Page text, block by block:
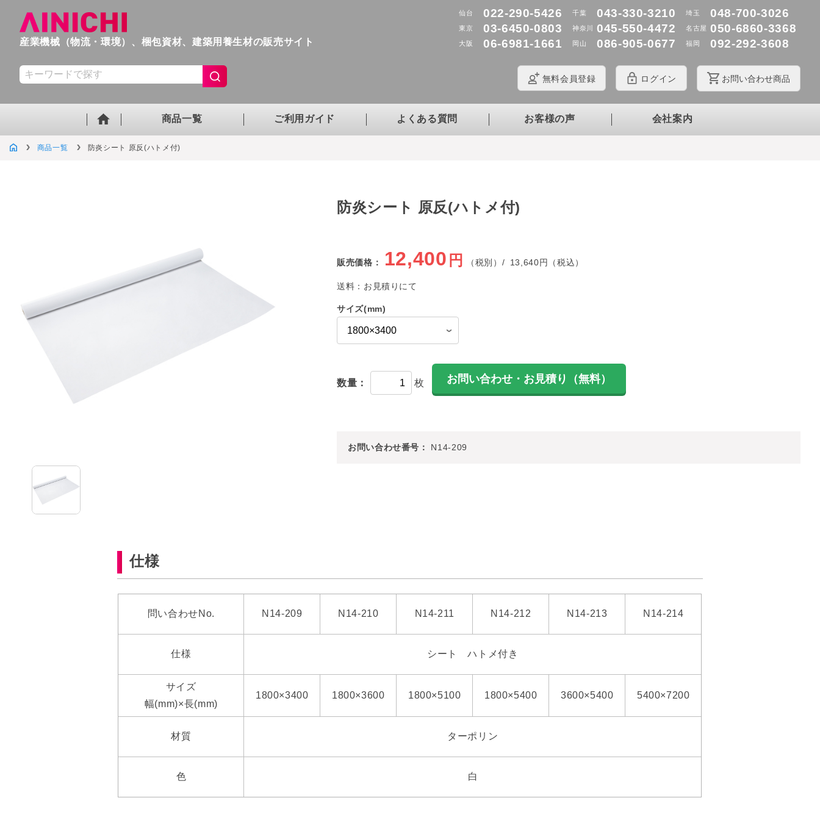
産業機械（物流・環境）、梱包資材、 建築用養生材の販売サイト
仙台 022-290-5426 千葉 043-330-3210 埼玉 048-700-3026
東京 03-6450-0803 神奈川 045-550-4472 名古屋 050-6860-3368
大阪 06-6981-1661 岡山 086-905-0677 福岡 092-292-3608
無料会員登録 ログイン お問い合わせ商品
商品一覧 ご利用ガイド よくある質問 お客様の声 会社案内
商品一覧 防炎シート 原反(ハトメ付)
防炎シート 原反(ハトメ付)
販売価格： 12,400 円 （税別）/ 13,640円（税込）
送料： お見積りにて
サイズ(mm)
数量： 枚
お問い合わせ番号： N14-209
仕様
問い合わせNo. N14-209 N14-210 N14-211 N14-212 N14-213 N14-214
仕様 シート ハトメ付き
サイズ
幅(mm)×長(mm)
1800×3400 1800×3600 1800×5100 1800×5400 3600×5400 5400×7200
材質 ターポリン
色 白